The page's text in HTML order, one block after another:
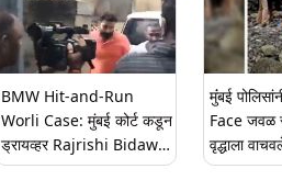
BMW Hit-and-Run
Worli Case: मुंबई कोर्ट कडून
ड्रायव्हर Rajrishi Bidawat
ला 14 दिवसांची न्यायालयीन
मुंंबई
Face जवळ
वृद्धाला
देशमुख